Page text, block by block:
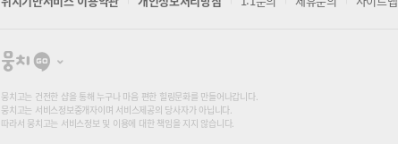
뭉
고
뭉치고는 건전한 샵을 통해 누구나 마음 편한 힐링문화를 만들어나갑니다.
뭉치고는 서비스정보중개자이며 서비스제공의 당사자가 아닙니다.
따라서 뭉치고는 서비스정보 및 이용에 대한 책임을 지지 않습니다.